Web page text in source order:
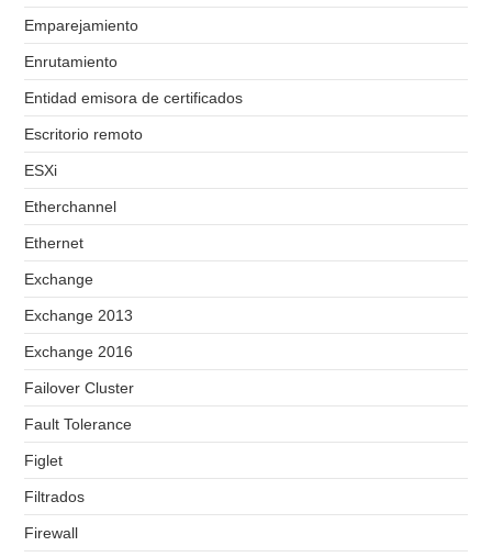
Emparejamiento
Enrutamiento
Entidad emisora de certificados
Escritorio remoto
ESXi
Etherchannel
Ethernet
Exchange
Exchange 2013
Exchange 2016
Failover Cluster
Fault Tolerance
Figlet
Filtrados
Firewall